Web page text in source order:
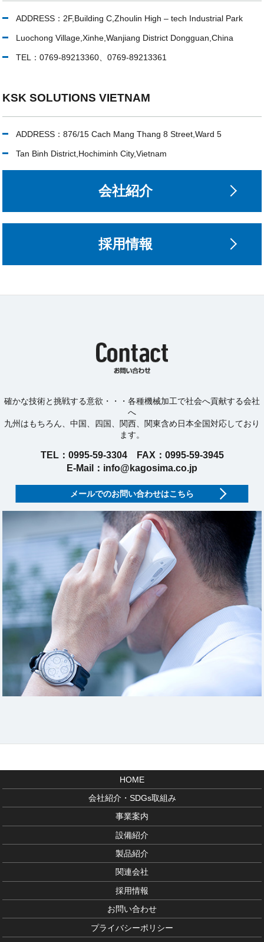
ADDRESS：2F,Building C,Zhoulin High – tech Industrial Park
Luochong Village,Xinhe,Wanjiang District Dongguan,China
TEL：0769-89213360、0769-89213361
KSK SOLUTIONS VIETNAM
ADDRESS：876/15 Cach Mang Thang 8 Street,Ward 5
Tan Binh District,Hochiminh City,Vietnam
会社紹介
採用情報
確かな技術と挑戦する意欲・・・各種機械加工で社会へ貢献する会社
へ
九州はもちろん、中国、四国、関西、関東含め日本全国対応しており
ます。
TEL：0995-59-3304 FAX：0995-59-3945
E-Mail：info@kagosima.co.jp
メールでのお問い合わせはこちら
HOME
会社紹介・SDGs取組み
事業案内
設備紹介
製品紹介
関連会社
採用情報
お問い合わせ
プライバシーポリシー